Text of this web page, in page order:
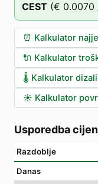
CEST (€ 0.0070
⏰ Kalkulator
🔌 Kalkulator
🌡️ Kalkulator
☀️ Kalkulator
Usporedba
Razdoblje
Danas